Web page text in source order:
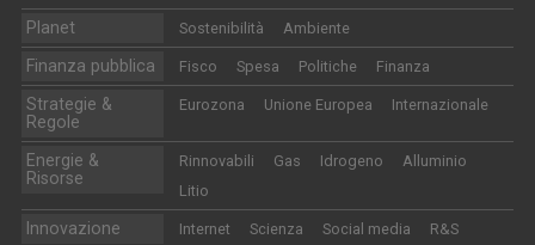
Planet Sostenibilità Ambiente
Finanza pubblica Fisco Spesa Politiche Finanza
Strategie &
Regole
Eurozona Unione Europea Internazionale
Energie &
Risorse
Rinnovabili Gas Idrogeno
Alluminio
Litio
Innovazione Internet Scienza Social media R&S